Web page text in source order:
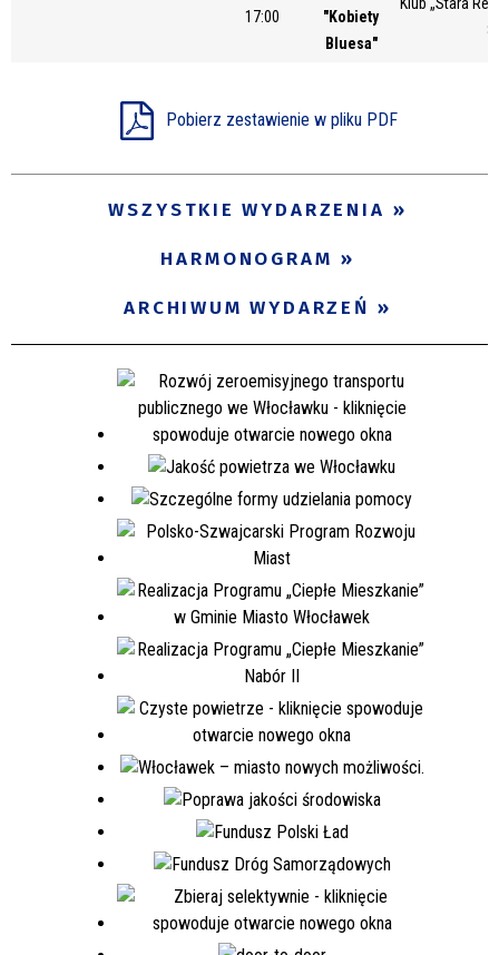
17:00
"Kobiety
Bluesa"
8
Pobierz zestawienie w pliku PDF
WSZYSTKIE WYDARZENIA
HARMONOGRAM
ARCHIWUM WYDARZEŃ